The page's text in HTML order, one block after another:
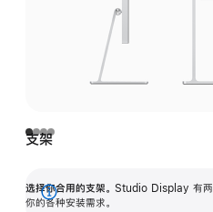
支架
选择你合用的支架。 Studio Display 有两
你的各种安装需求。
展